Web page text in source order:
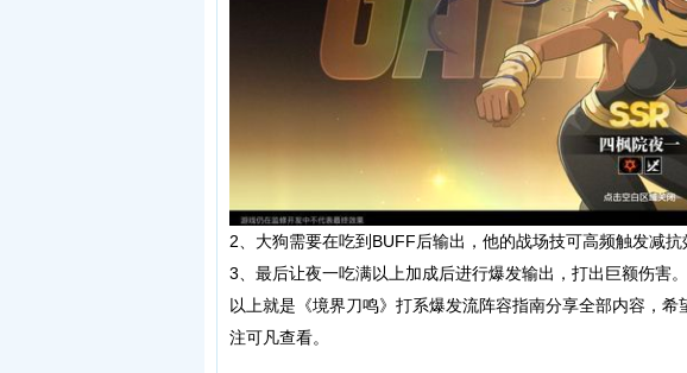
2、大狗需要在吃到BUFF后输出，他的战场技可高频触发减抗
3、最后让夜一吃满以上加成后进行爆发输出，打出巨额伤害。
以上就是《境界刀鸣》打系爆发流阵容指南分享全部内容，
注可凡查看。